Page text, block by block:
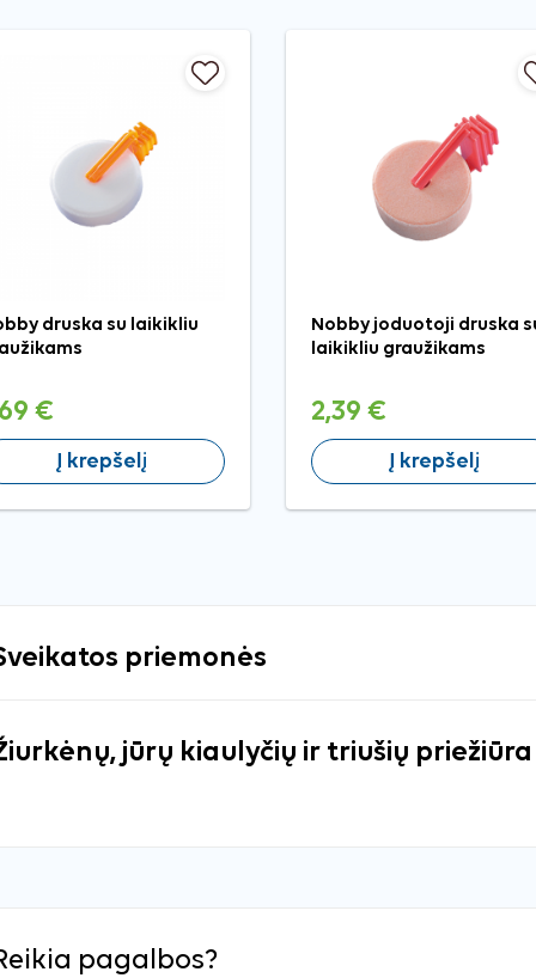
druska su laikikliu
€
Į krepšelį
Nobby joduotoji druska
laikikliu graužikams
2,39 €
Į krepšelį
priemonės
jūrų kiaulyčių ir triušių priežiūra
pagalbos?